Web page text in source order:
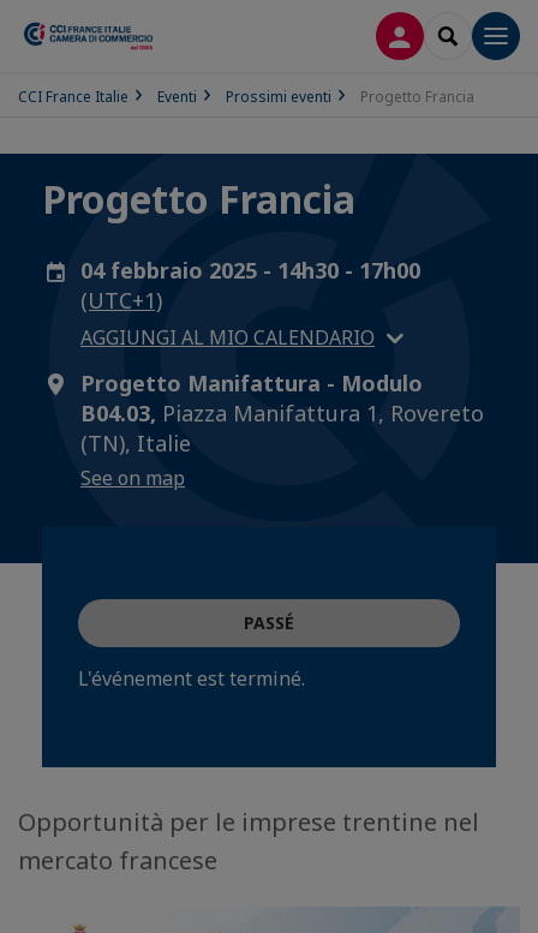
LOG INSEARCH
CCI France Italie Eventi Prossimi eventi Progetto Francia
Progetto Francia
04 febbraio 2025 - 14h30 - 17h00
(UTC+1)
AGGIUNGI AL MIO CALENDARIO
Progetto Manifattura - Modulo
B04.03, Piazza Manifattura 1, Rovereto
(TN), Italie
See on map
PASSÉ
L'événement est terminé.
Opportunità per le imprese trentine nel
mercato francese